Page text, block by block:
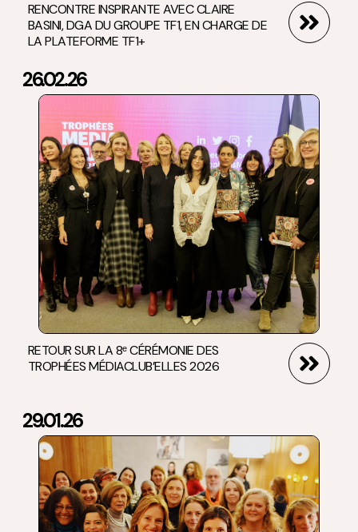
RENCONTRE INSPIRANTE AVEC CLAIRE
BASINI, DGA DU GROUPE TF1, EN CHARGE DE
LA PLATEFORME TF1+
26.02.26
RETOUR SUR LA 8ᵉ CÉRÉMONIE DES
TROPHÉES MÉDIACLUB’ELLES 2026
29.01.26